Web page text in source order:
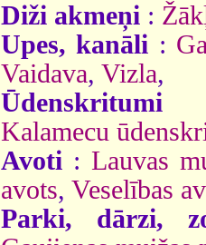
Diži akmeņi :
Upes, kanāli :
Vaidava, Vizla,
Ūdenskritumi
Kalamecu
Avoti :Lauvas
avots, Veselības
Parki, dārzi,